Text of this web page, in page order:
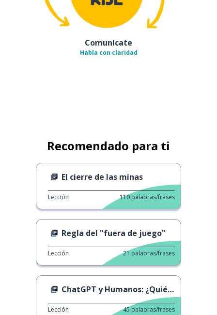
Comunícate
Habla con claridad
Recomendado para ti
El cierre de las minas
Lección 110 palabras/frases
Regla del "fuera de juego"
Lección 21 palabras/frases
ChatGPT y Humanos: ¿Quién es Más Inteligente?
Lección 45 palabras/frases